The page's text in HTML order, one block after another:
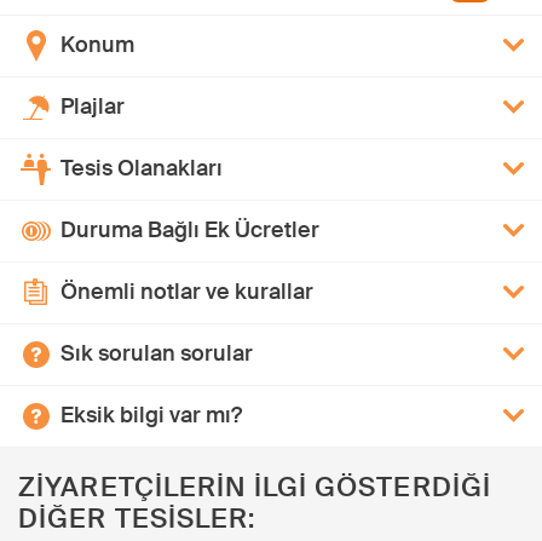
Konum
Plajlar
Tesis Olanakları
Duruma Bağlı Ek Ücretler
Önemli notlar ve kurallar
Sık sorulan sorular
Eksik bilgi var mı?
ZİYARETÇİLERİN İLGİ GÖSTERDİĞİ
DİĞER TESİSLER: